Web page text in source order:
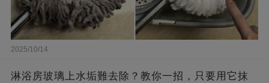
2025/10/14
淋浴房玻璃上水垢難去除？教你一招，只要用它抹